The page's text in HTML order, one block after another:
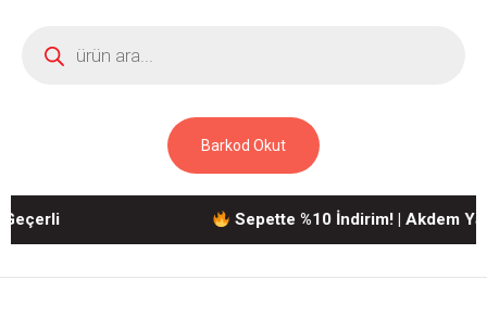
Barkod Okut
Sepette %10 İndirim! | Akdem